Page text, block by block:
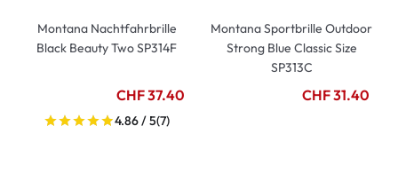
Montana Nachtfahrbrille
Black Beauty Two SP314F
CHF 37.40
4.86 / 5(7)
Montana Sportbrille Outdoor
Strong Blue Classic Size
SP313C
CHF 31.40